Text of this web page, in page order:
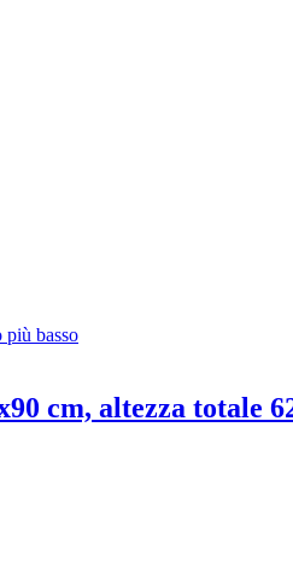
più basso
cm, altezza totale